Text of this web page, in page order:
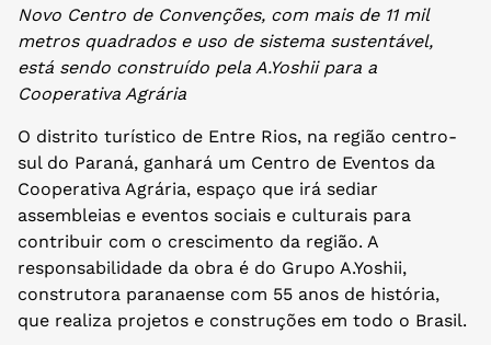
Novo Centro de Convenções, com mais de 11 mil
metros quadrados e uso de sistema sustentável,
está sendo construído pela A.Yoshii para a
Cooperativa Agrária
O distrito turístico de Entre Rios, na região centro-
sul do Paraná, ganhará um Centro de Eventos da
Cooperativa Agrária, espaço que irá sediar
assembleias e eventos sociais e culturais para
contribuir com o crescimento da região. A
responsabilidade da obra é do Grupo A.Yoshii,
construtora paranaense com 55 anos de história,
que realiza projetos e construções em todo o Brasil.